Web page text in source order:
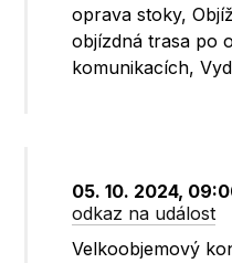
oprava stoky,
objízdná trasa po
komunikacích,
05. 10. 2024,
odkaz na událost
Velkoobjemový